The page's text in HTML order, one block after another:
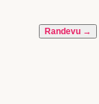
Randevu →